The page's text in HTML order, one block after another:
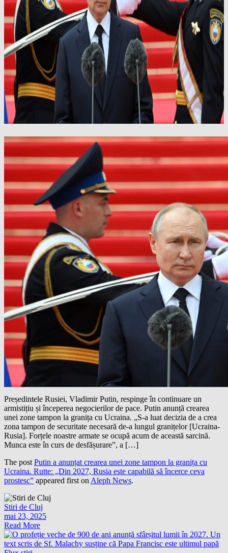
Președintele Rusiei, Vladimir Putin, respinge în continuare un
armistițiu și începerea negocierilor de pace. Putin anunță crearea
unei zone tampon la granița cu Ucraina. „S-a luat decizia de a crea
zona tampon de securitate necesară de-a lungul granițelor [Ucraina-
Rusia]. Forțele noastre armate se ocupă acum de această sarcină.
Munca este în curs de desfășurare”, a […]
The post Putin a anunțat crearea unei zone tampon la granița cu
Ucraina. Rutte: „Din 2027, Rusia este capabilă să încerce ceva
prostesc” appeared first on Aleph News.
Stiri de Cluj
mai 23, 2025
Read More